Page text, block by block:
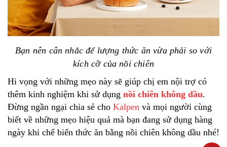
Bạn nên cân nhắc để lượng thức ăn vừa phải so với
kích cỡ của nồi chiên
Hi vọng với những mẹo này sẽ giúp chị em nội trợ có
thêm kinh nghiệm khi sử dụng nồi chiên không dầu.
Đừng ngần ngại chia sẻ cho Kalpen và mọi người cùng
biết về những mẹo hiệu quả mà bạn đang sử dụng hàng
ngày khi chế biến thức ăn bằng nồi chiên không dầu nhé!